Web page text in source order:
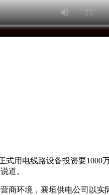
用电线路设备投资要1000
道。
境，襄垣供电公司以实